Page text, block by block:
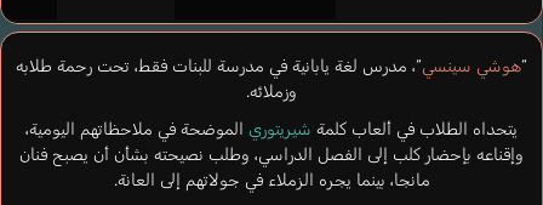
“هوشي سينسي“، مدرس لغة يابانية في مدرسة للبنات فقط، تحت رحمة طلابه
وزملائه.
يتحداه الطلاب في ألعاب كلمة شيريتوري الموضحة في ملاحظاتهم اليومية،
وإقناعه بإحضار كلب إلى الفصل الدراسي، وطلب نصيحته بشأن أن يصبح فنان
مانجا، بينما يجره الزملاء في جولاتهم إلى العانة.